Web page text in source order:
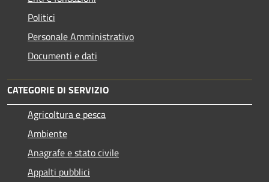
Politici
Personale Amministrativo
Documenti e dati
CATEGORIE DI SERVIZIO
Agricoltura e pesca
Ambiente
Anagrafe e stato civile
Appalti pubblici